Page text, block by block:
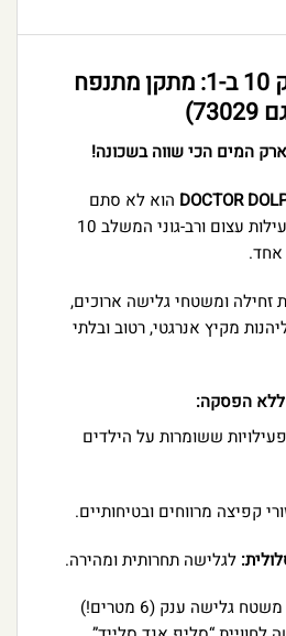
🌊 פארק מים ענק 10 ב-1: מתקן מתנפח
המים הכי שווה בשכונה!
DOCTOR הוא לא סתם
מתנפח – הוא מתחם פעילות עצום ורב-גוני המשלב 10
אחד.
ומשטחי גלישה ארוכים,
מקיץ אנרגטי, רטוב ובלתי
ללא הפסקה:
ששומרות על הילדים
קפיצה מרווחים ובטיחותיים.
לגלישה תחרותית ומהירה.
משטח גלישה ענק (6 מטרים!)